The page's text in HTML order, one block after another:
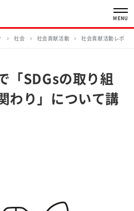
MENU
社会 社会貢献活動 社会貢献活動レポー
「SDGsの取り組
わり」について講